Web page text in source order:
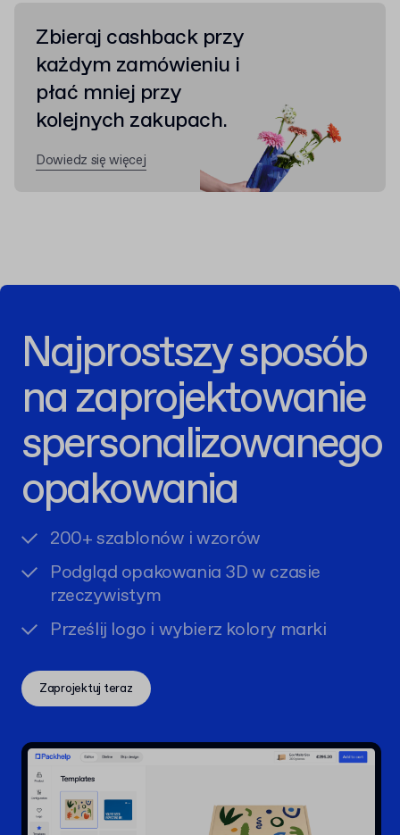
Zbieraj cashback przy
każdym zamówieniu i
płać mniej przy
kolejnych zakupach.
Dowiedz się więcej
Najprostszy sposób
na zaprojektowanie
spersonalizowanego
opakowania
200+ szablonów i wzorów
Podgląd opakowania 3D w czasie
rzeczywistym
Prześlij logo i wybierz kolory marki
Zaprojektuj teraz